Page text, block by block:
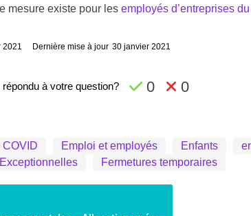
mesure existe pour les employés d’entreprises
Dernière mise à jour 30 janvier 2021
à votre question? 0 0
COVID Emploi et employés Enfants
Fermetures temporaires